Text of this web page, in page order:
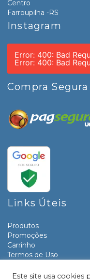
Centro
Farroupilha -RS
Instagram
Error: 400: Bad
Error: 400: Bad
Compra Segura
Links Úteis
Produtos
Promoções
Carrinho
Termos de Uso
Contato
Este site usa cookies